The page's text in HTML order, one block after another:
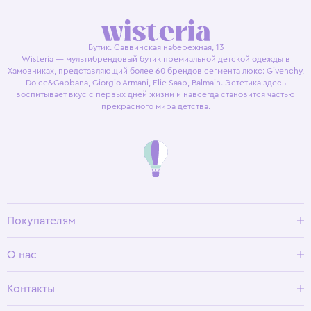
Бутик. Саввинская набережная, 13
Wisteria — мультибрендовый бутик премиальной детской одежды в
Хамовниках, представляющий более 60 брендов сегмента люкс: Givenchy,
Dolce&Gabbana, Giorgio Armani, Elie Saab, Balmain. Эстетика здесь
воспитывает вкус с первых дней жизни и навсегда становится частью
прекрасного мира детства.
Покупателям
Условия возврата
О нас
Программа лояльности
Контакты